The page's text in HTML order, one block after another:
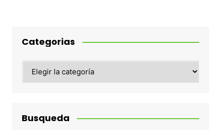
Categorias
Busqueda